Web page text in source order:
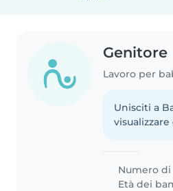
Genitore
Unisciti a
Numero di
Età dei